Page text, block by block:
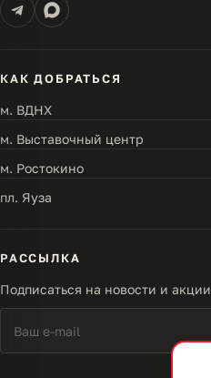
КАК ДОБРАТЬСЯ
м. ВДНХ
м. Выставочный центр
м. Ростокино
пл. Яуза
РАССЫЛКА
Подписаться на новости и акции